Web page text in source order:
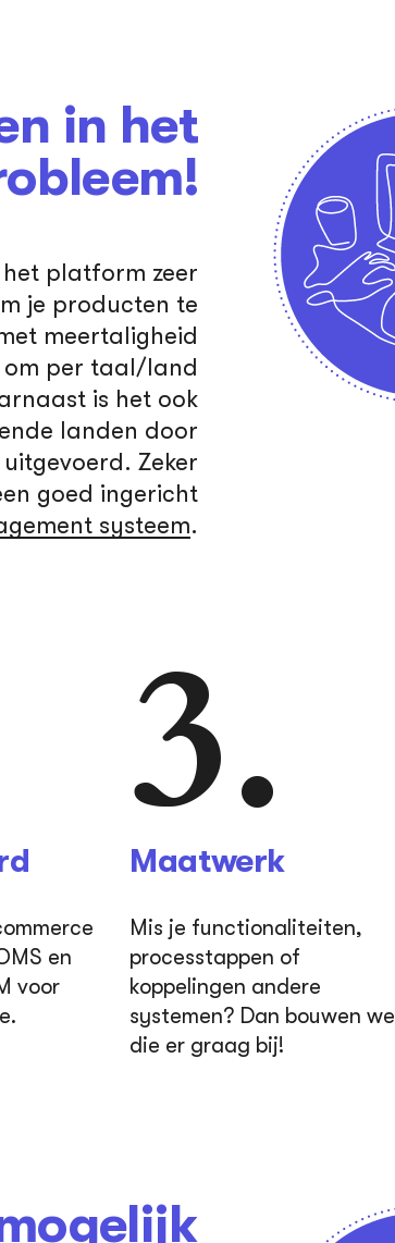
in het
platform zeer
je producten te
meertaligheid
om per taal/land
is het ook
landen door
Zeker
goed ingericht
systeem.
en
voor
3.
Maatwerk
Mis je functionaliteiten,
processtappen of
koppelingen andere
systemen? Dan bouwen we
die er graag bij!